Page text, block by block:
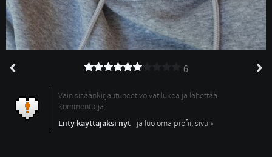
6
Vain sisäänkirjautuneet voivat lukea ja lähettää
kommentteja.
Liity käyttäjäksi nyt- ja luo oma profiilisivu »